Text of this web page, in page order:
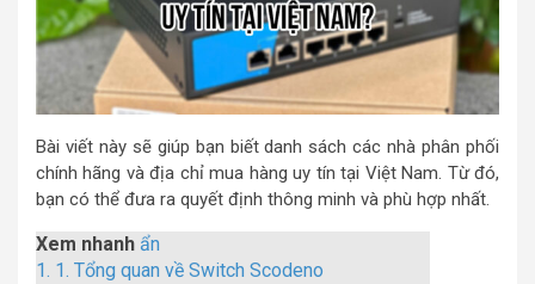
Bài viết này sẽ giúp bạn biết danh sách các nhà phân phối
chính hãng và địa chỉ mua hàng uy tín tại Việt Nam. Từ đó,
bạn có thể đưa ra quyết định thông minh và phù hợp nhất.
Xem nhanh ẩn
1. 1. Tổng quan về Switch Scodeno